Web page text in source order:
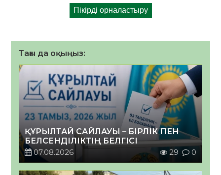
Тағы да оқыңыз:
ҚҰРЫЛТАЙ САЙЛАУЫ – БІРЛІК ПЕН
БЕЛСЕНДІЛІКТІҢ БЕЛГІСІ
07.08.2026
29 0